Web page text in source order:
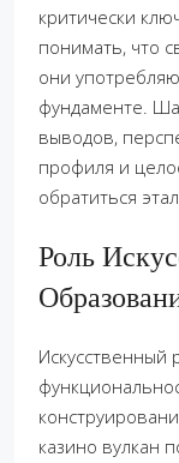
критически
понимать, что
они
фундаменте.
выводов,
профиля и
обратиться
Роль
Искусственный
казино вулкан